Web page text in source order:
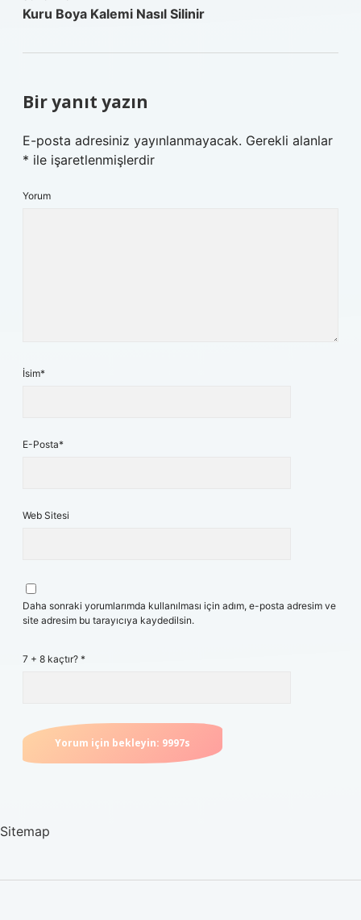
Kuru Boya Kalemi Nasıl Silinir
Bir yanıt yazın
E-posta adresiniz yayınlanmayacak. Gerekli alanlar
* ile işaretlenmişlerdir
Yorum
İsim*
E-Posta*
Web Sitesi
Daha sonraki yorumlarımda kullanılması için adım, e-posta adresim ve
site adresim bu tarayıcıya kaydedilsin.
7 + 8 kaçtır? *
Sitemap